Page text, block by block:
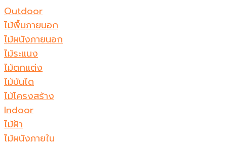
Outdoor
ไม้พื้นภายนอก
ไม้ผนังภายนอก
ไม้ระแนง
ไม้ตกแต่ง
ไม้บันได
ไม้โครงสร้าง
Indoor
ไม้ฝ้า
ไม้ผนังภายใน